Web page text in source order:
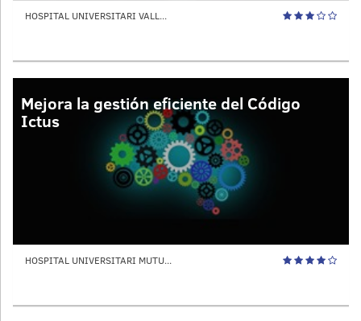
HOSPITAL UNIVERSITARI VALL...
Mejora la gestión eficiente del Código
Ictus
HOSPITAL UNIVERSITARI MUTU...